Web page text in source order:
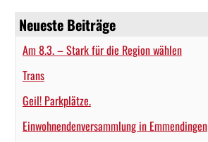
Neueste Beiträge
Am 8.3. – Stark für die Region wählen
Trans
Geil! Parkplätze.
Einwohnendenversammlung in Emmendingen